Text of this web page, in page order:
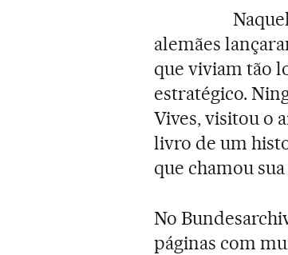
alemães
que viviam tão
estratégico.
Vives, visitou o
livro de um
que chamou
No
páginas com